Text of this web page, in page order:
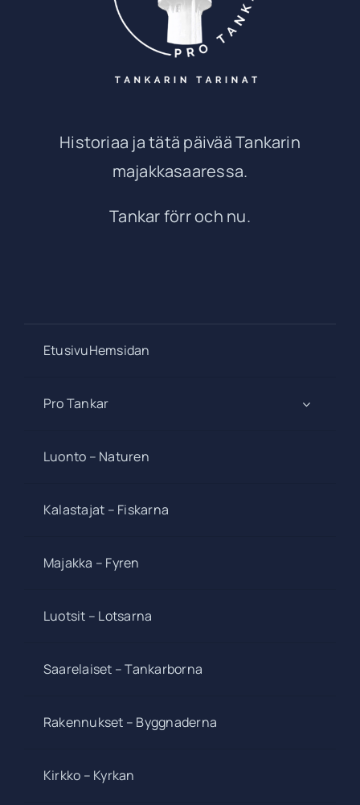
Historiaa ja tätä päivää Tankarin
majakkasaaressa.
Tankar förr och nu.
EtusivuHemsidan
Pro Tankar
Luonto – Naturen
Kalastajat – Fiskarna
Majakka – Fyren
Luotsit – Lotsarna
Saarelaiset – Tankarborna
Rakennukset – Byggnaderna
Kirkko – Kyrkan